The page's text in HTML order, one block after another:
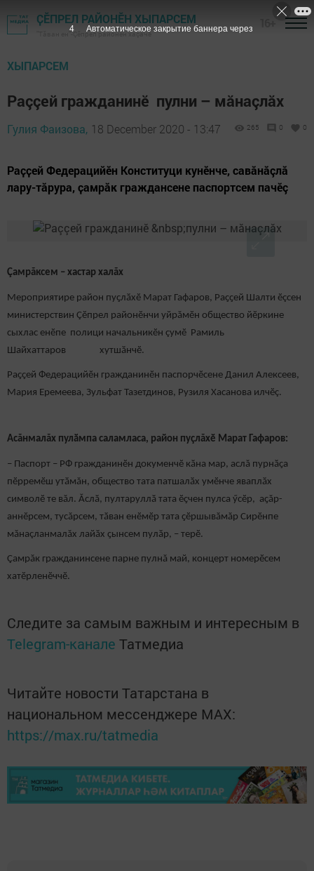
ҪӖПРЕЛ РАЙОНӖН ХЫПАРСЕМ
"Тӑван ен"-Çĕпрел районĕн хаçачӗ
ХЫПАРСЕМ
Раççей гражданинӗ пулни – мăнаçлăх
Гулия Фаизова, 18 December 2020 - 13:47 265 0 0
Раҫҫей Федерацийӗн Конституци кунӗнче, савăнăçлă
лару-тăрура, ҫамрӑк граждансене паспортсем пачӗç
Çамрăксем – хастар халăх
Мероприятире район пуҫлӑхӗ Марат Гафаров, Раҫҫей Шалти ӗçсен
министерствин Çӗпрел районӗнчи уйрăмӗн общество йӗркине
сыхлас енӗпе полици начальникӗн çумӗ Рамиль
Шайхаттаров хутшӑнчӗ.
Раҫҫей Федерацийӗн гражданинӗн паспорчӗсене Данил Алексеев,
Мария Еремеева, Зульфат Тазетдинов, Рузиля Хасанова илчӗç.
Асăнмалăх пулӑмпа саламласа, район пуçлăхӗ Марат Гафаров:
– Паспорт – РФ гражданинӗн докуменчӗ кӑна мар, аслă пурнӑҫа
пӗрремӗш утӑмăн, общество тата патшалӑх умӗнче яваплӑх
символӗ те вăл. Ӑслӑ, пултаруллӑ тата ӗҫчен пулса ӳсӗр, аҫăр-
аннӗрсем, тусăрсем, тӑван енӗмӗр тата ҫӗршывăмăр Сирӗнпе
мăнаçланмалăх лайӑх ҫынсем пулӑр, – терӗ.
Çамрăк гражданинсене парне пулнă май, концерт номерӗсем
хатӗрленӗччӗ.
Следите за самым важным и интересным в
Telegram-канале Татмедиа
Читайте новости Татарстана в
национальном мессенджере MАХ:
https://max.ru/tatmedia
3 Автоматическое закрытие баннера через